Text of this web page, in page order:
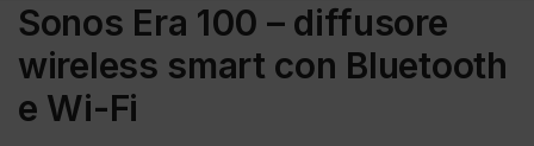
Sonos Era 100 – diffusore
wireless smart con Bluetooth
e Wi-Fi